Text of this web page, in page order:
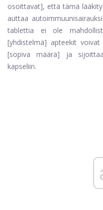
osoittavat], että tämä
auttaa
tablettia ei ole
[yhdistelmä] apteekit
[sopiva määrä] ja
kapseliin.